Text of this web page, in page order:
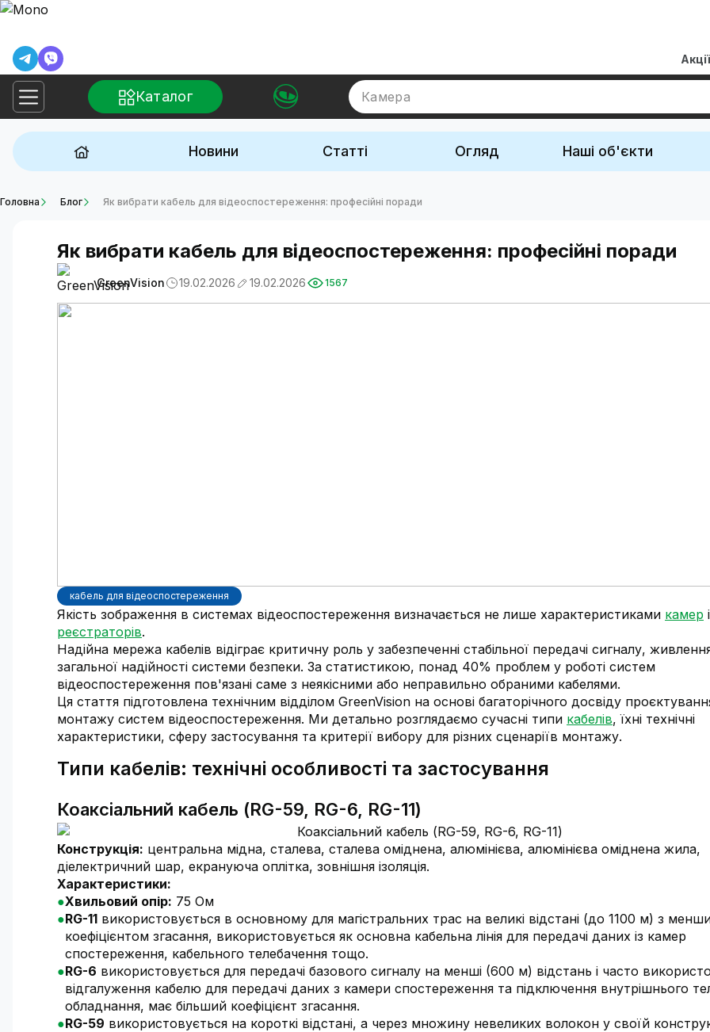
Акції
Каталог Камера
Новини Статті Огляд Наші об'єкти
Головна Блог Як вибрати кабель для відеоспостереження: професійні поради
Як вибрати кабель для відеоспостереження: професійні поради
GreenVision 19.02.2026 19.02.2026 1567
кабель для відеоспостереження
Якість зображення в системах відеоспостереження визначається не лише характеристиками камер і
реєстраторів.
Надійна мережа кабелів відіграє критичну роль у забезпеченні стабільної передачі сигналу,
загальної надійності системи безпеки. За статистикою, понад 40% проблем у роботі систем
відеоспостереження пов'язані саме з неякісними або неправильно обраними кабелями.
Ця стаття підготовлена технічним відділом GreenVision на основі багаторічного досвіду
монтажу систем відеоспостереження. Ми детально розглядаємо сучасні типи кабелів, їхні технічні
характеристики, сферу застосування та критерії вибору для різних сценаріїв монтажу.
Типи кабелів: технічні особливості та застосування
Коаксіальний кабель (RG-59, RG-6, RG-11)
Конструкція: центральна мідна, сталева, сталева оміднена, алюмінієва, алюмінієва оміднена жила,
діелектричний шар, екрануюча оплітка, зовнішня ізоляція.
Характеристики:
Хвильовий опір: 75 Ом
RG-11 використовується в основному для магістральних трас на великі відстані (до 1100 м) з
коефіцієнтом згасання, використовується як основна кабельна лінія для передачі даних із камер
спостереження, кабельного телебачення тощо.
RG-6 використовується для передачі базового сигналу на менші (600 м) відстань і часто
відгалуження кабелю для передачі даних з камери спостереження та підключення внутрішнього
обладнання, має більший коефіцієнт згасання.
RG-59 використовується на короткі відстані, а через множину невеликих волокон у своїй